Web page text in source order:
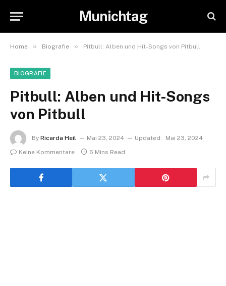
Munichtag
Home » Biografie » Pitbull: Alben und Hit-Songs von Pitbull
BIOGRAFIE
Pitbull: Alben und Hit-Songs
von Pitbull
By Ricarda Heil Mai 23, 2024 Updated:
Mai 23, 2024
Keine Kommentare
6 Mins Read